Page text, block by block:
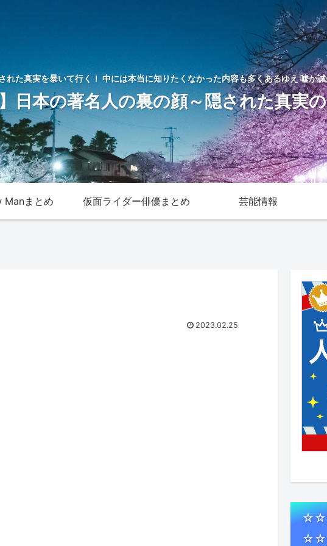
れた真実を暴いて行く！ 中には本当に知りたくなかった内容も多くあるゆえ 嘘か
日本の著名人の裏の顔～隠された真実
Manまとめ 仮面ライダー俳優まとめ 芸能情報
2023.02.25